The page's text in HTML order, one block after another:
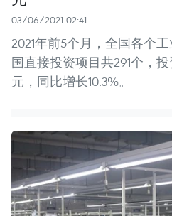
03/06/2021 02:41
2021年前5个月，全国各个
国直接投资项目共291个，
元，同比增长10.3%。